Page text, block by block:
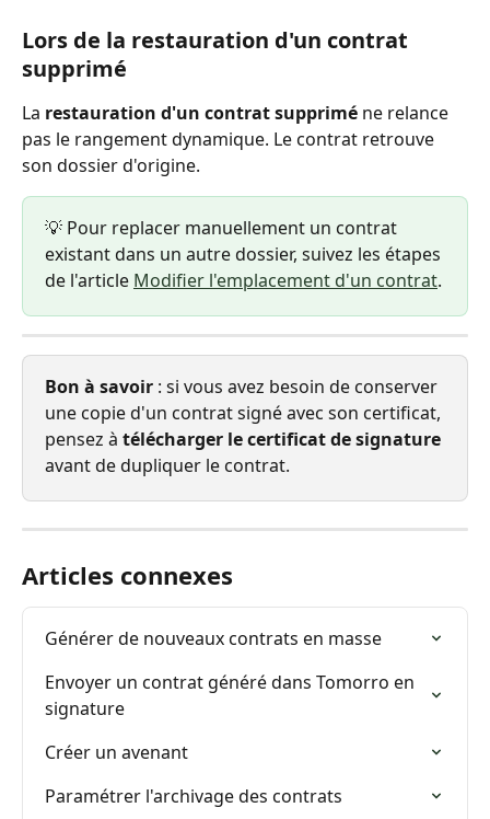
Lors de la restauration d'un contrat
supprimé
La restauration d'un contrat supprimé ne relance
pas le rangement dynamique. Le contrat retrouve
son dossier d'origine.
💡 Pour replacer manuellement un contrat
existant dans un autre dossier, suivez les étapes
de l'article Modifier l'emplacement d'un contrat.
Bon à savoir : si vous avez besoin de conserver
une copie d'un contrat signé avec son certificat,
pensez à télécharger le certificat de signature
avant de dupliquer le contrat.
Articles connexes
Générer de nouveaux contrats en masse
Envoyer un contrat généré dans Tomorro en
signature
Créer un avenant
Paramétrer l'archivage des contrats